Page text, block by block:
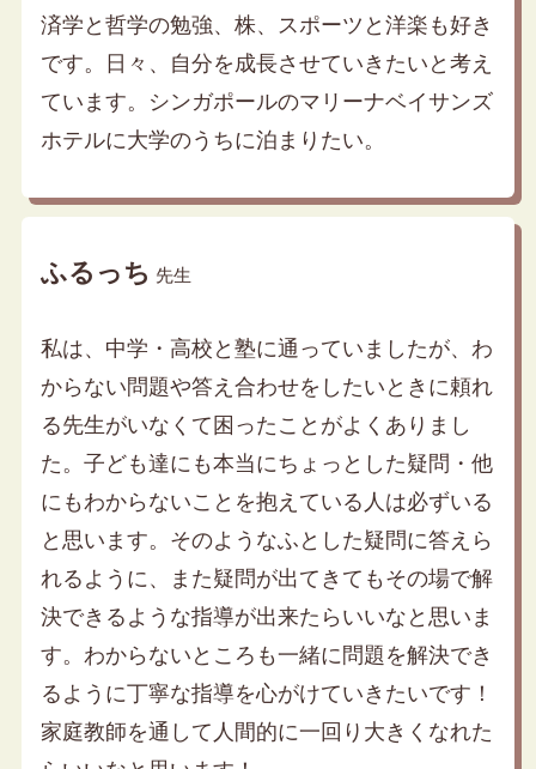
済学と哲学の勉強、株、スポーツと洋楽も好き
です。日々、自分を成長させていきたいと考え
ています。シンガポールのマリーナベイサンズ
ホテルに大学のうちに泊まりたい。
ふるっち 先生
私は、中学・高校と塾に通っていましたが、わ
からない問題や答え合わせをしたいときに頼れ
る先生がいなくて困ったことがよくありまし
た。子ども達にも本当にちょっとした疑問・他
にもわからないことを抱えている人は必ずいる
と思います。そのようなふとした疑問に答えら
れるように、また疑問が出てきてもその場で解
決できるような指導が出来たらいいなと思いま
す。わからないところも一緒に問題を解決でき
るように丁寧な指導を心がけていきたいです！
家庭教師を通して人間的に一回り大きくなれた